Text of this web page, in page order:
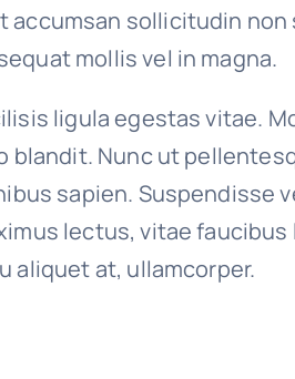
accumsan sollicitudin
mollis vel in magna.
ligula egestas vitae.
blandit. Nunc ut
sapien. Suspendisse
lectus, vitae faucibus
aliquet at, ullamcorper.